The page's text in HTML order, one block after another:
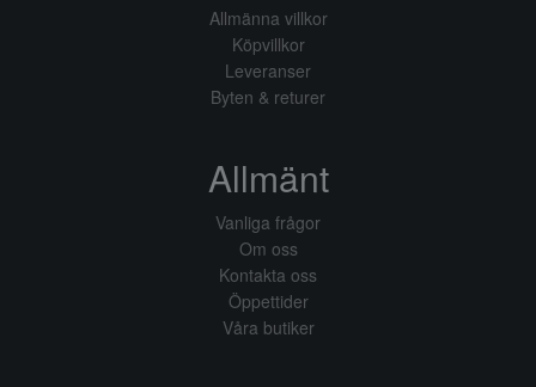
Allmänna villkor
Köpvillkor
Leveranser
Byten & returer
Allmänt
Vanliga frågor
Om oss
Kontakta oss
Öppettider
Våra butiker